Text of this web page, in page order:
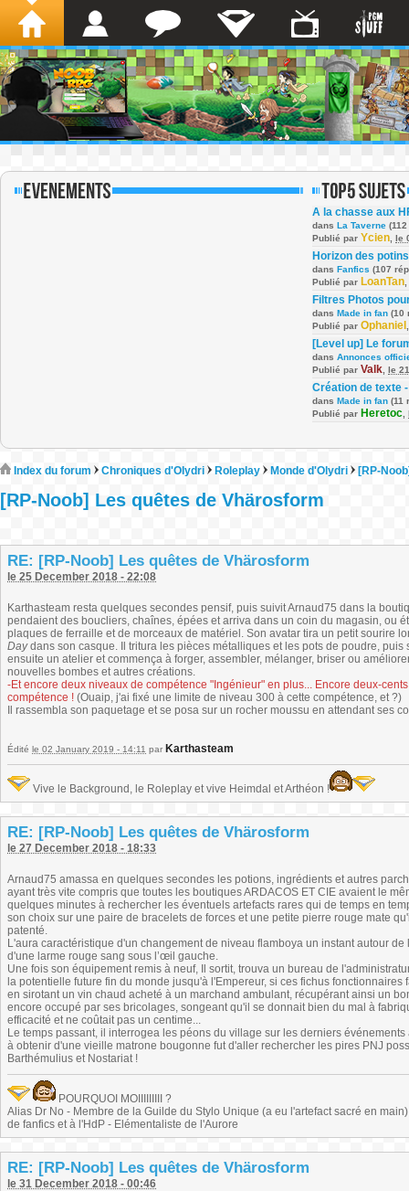
A la chasse aux
dans La Taverne
Publié par Ycien le
Horizon des potins
dans Fanfics (107
Publié par LoanTan
Filtres Photos
dans Made in fan (10
Publié par Ophaniel
[Level up] Le
dans Annonces
Publié par Valk le
Création de texte
dans Made in fan (11
Publié par Heretoc
Index du forum Chroniques d'Olydri Roleplay Monde d'Olydri [RP-
[RP-Noob] Les quêtes de Vhärosform
RE: [RP-Noob] Les quêtes de Vhärosform
le 25 December 2018 - 22:08
Karthasteam resta quelques secondes pensif, puis suivit Arnaud75 dans la
pendaient des boucliers, chaînes, épées et arriva dans un coin du magasin, ou
plaques de ferraille et de morceaux de matériel. Son avatar tira un petit sourire
Daydans son casque. Il tritura les pièces métalliques et les pots de poudre,
ensuite un atelier et commença à forger, assembler, mélanger, briser ou
nouvelles bombes et autres créations.
-Et encore deux niveaux de compétence "Ingénieur" en plus... Encore deux-
compétence ! (Ouaip, j'ai fixé une limite de niveau 300 à cette compétence, et ?)
Il rassembla son paquetage et se posa sur un rocher moussu en attendant ses
Édité le 02 January 2019 - 14:11 par Karthasteam
Vive le Background, le Roleplay et vive Heimdal et Arthéon !
RE: [RP-Noob] Les quêtes de Vhärosform
le 27 December 2018 - 18:33
Arnaud75 amassa en quelques secondes les potions, ingrédients et autres
ayant très vite compris que toutes les boutiques ARDACOS ET CIE avaient le
quelques minutes à rechercher les éventuels artefacts rares qui de temps en
son choix sur une paire de bracelets de forces et une petite pierre rouge mate
patenté.
L'aura caractéristique d'un changement de niveau flamboya un instant autour
d'une larme rouge sang sous l’œil gauche.
Une fois son équipement remis à neuf, Il sortit, trouva un bureau de
la potentielle future fin du monde jusqu'à l'Empereur, si ces fichus
en sirotant un vin chaud acheté à un marchand ambulant, récupérant ainsi un
encore occupé par ses bricolages, songeant qu'il se donnait bien du mal à
efficacité et ne coûtait pas un centime...
Le temps passant, il interrogea les péons du village sur les derniers
à obtenir d'une vieille matrone bougonne fut d'aller rechercher les pires PNJ
Barthémulius et Nostariat !
POURQUOI MOIIIIIIIII ?
Alias Dr No - Membre de la Guilde du Stylo Unique (a eu l'artefact sacré en
de fanfics et à l'HdP - Elémentaliste de l'Aurore
RE: [RP-Noob] Les quêtes de Vhärosform
le 31 December 2018 - 00:46